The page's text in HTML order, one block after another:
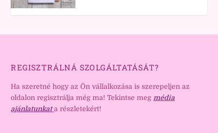
REGISZTRÁLNÁ SZOLGÁLTATÁSÁT?
Ha szeretné hogy az Ön vállalkozása is szerepeljen az
oldalon regisztrálja még ma! Tekintse meg média
ajánlatunkat a részletekért!